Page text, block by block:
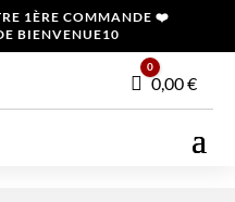
1ÈRE COMMANDE ❤️
BIENVENUE10
Panier
0
0,00€